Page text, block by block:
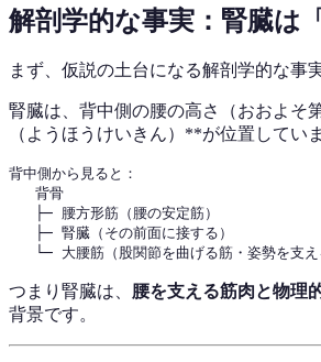
解剖学的な事実：腎臓は
まず、仮説の土台になる解剖学的な事
腎臓は、背中側の腰の高さ（おおよそ
（ようほうけいきん）**が位置してい
背中側から見ると：
   背骨
   ├─ 腰方形筋（腰の安定筋）
   ├─ 腎臓（その前面に接する）
つまり腎臓は、 腰を支える筋肉と物理
背景です。